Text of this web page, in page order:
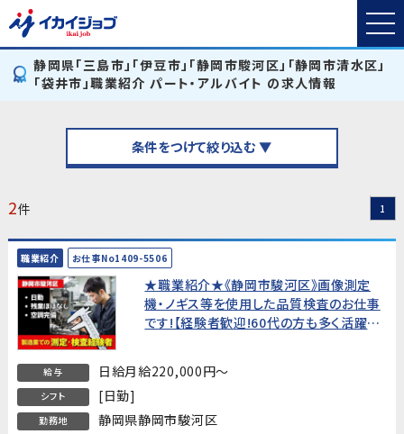
静岡県「三島市」「伊豆市」「静岡市駿河区」「静岡市清水区」
「袋井市」職業紹介 パート・アルバイト の求人情報
条件をつけて絞り込む ▼
2件 1
職業紹介 お仕事No1409-5506
★職業紹介★《静岡市駿河区》画像測定
機・ノギス等を使用した品質検査のお仕事
です!【経験者歓迎!60代の方も多く活躍
給与 日給月給220,000円～
シフト [日勤]
勤務地 静岡県静岡市駿河区